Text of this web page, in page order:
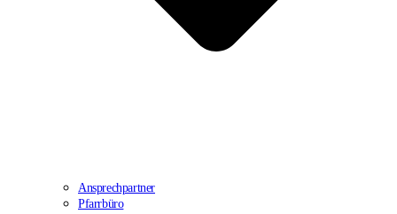
Ansprechpartner
Pfarrbüro